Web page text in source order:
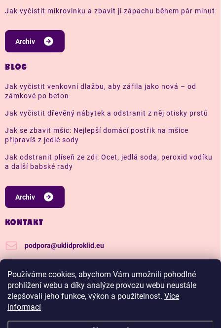
Používáme cookies, abychom Vám umožnili pohodlné
prohlížení webu a díky analýze provozu webu neustále
zlepšovali jeho funkce, výkon a použitelnost. Více
informací
Jak vyčistit mikrovlnku a zbavit ji zápachu během pár minut
Archiv
BLOG
Jak vyčistit venkovní dlažbu, aby zářila jako nová – od
zámkové po beton
Jak vyčistit dřevěný nábytek a odstranit z něj otisky prstů
Jak se zbavit mšic: Nejlepší domácí postřik na mšice
připravíš z jedlé sody
Jak odstranit plíseň ze zdi: Ocet, jedlá soda, peroxid vodíku
a další babské rady
Archiv
KONTAKT
podpora@uklidproklid.eu
Další tipy a triky, jak na úklid pro klid
uklidproklid/